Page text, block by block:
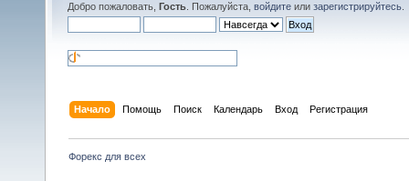
Добро пожаловать, Гость . Пожалуйста, войдите или зарегистрируйтесь
Начало Помощь Поиск Календарь Вход Регистрация
Форекс для всех